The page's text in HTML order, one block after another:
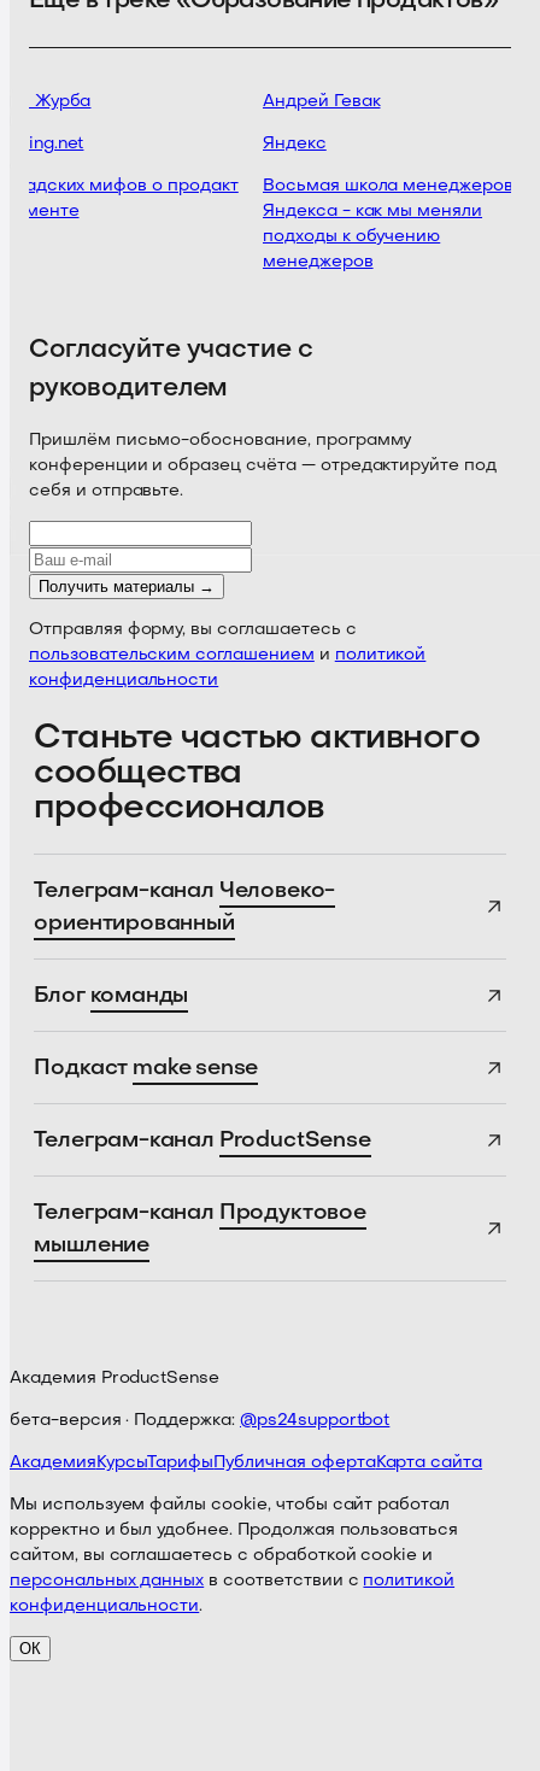
Журба
адских мифов о продакт
Андрей Гевак
Яндекс
Восьмая школа менеджеров
Яндекса - как мы меняли
подходы к обучению
менеджеров
Согласуйте участие с
руководителем
Пришлём письмо-обоснование, программу
конференции и образец счёта — отредактируйте под
себя и отправьте.
Получить материалы →
Отправляя форму, вы соглашаетесь с
пользовательским соглашением и политикой
конфиденциальности
Станьте частью активного
сообщества
профессионалов
Телеграм-канал Человеко-
ориентированный
Блог команды
Подкаст make sense
Телеграм-канал ProductSense
Телеграм-канал Продуктовое
мышление
Академия ProductSense
бета-версия · Поддержка: @ps24supportbot
Академия КурсыТарифы Публичная офертаКарта сайта
Мы используем файлы cookie, чтобы сайт работал
корректно и был удобнее. Продолжая пользоваться
сайтом, вы соглашаетесь с обработкой cookie и
персональных данных в соответствии с политикой
конфиденциальности.
ОК